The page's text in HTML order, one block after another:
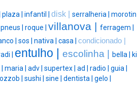
plaza | infantil | disk | serralheria | morotin
pneus | roque | villanova | ferragem |
| sos | nativa | casa | condicionado |
| entulho | escolinha | bella |
ki
maria | adv | supertex | ad | radio | guia |
| sushi | sine | dentista | gelo |